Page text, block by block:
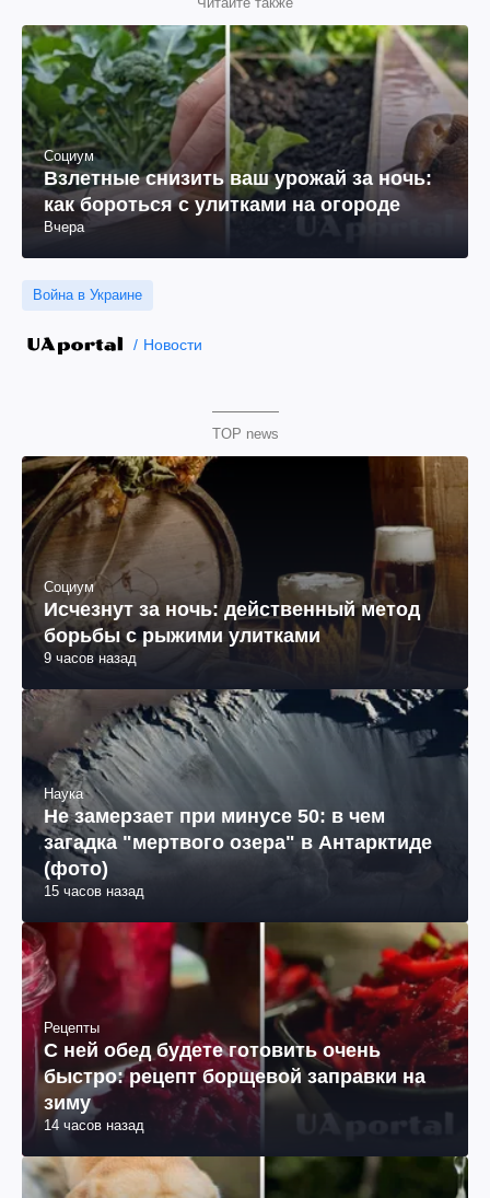
Социум
Взлетные снизить ваш урожай за ночь:
как бороться с улитками на огороде
Вчера
Война в Украине
Новости
TOP news
Социум
Исчезнут за ночь: действенный метод
борьбы с рыжими улитками
9 часов назад
Наука
Не замерзает при минусе 50: в чем
загадка "мертвого озера" в Антарктиде
(фото)
15 часов назад
Рецепты
С ней обед будете готовить очень
быстро: рецепт борщевой заправки на
зиму
14 часов назад